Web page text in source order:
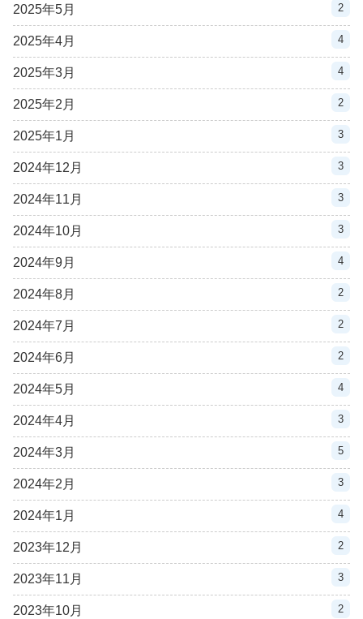
2025年5月 2
2025年4月 4
2025年3月 4
2025年2月 2
2025年1月 3
2024年12月 3
2024年11月 3
2024年10月 3
2024年9月 4
2024年8月 2
2024年7月 2
2024年6月 2
2024年5月 4
2024年4月 3
2024年3月 5
2024年2月 3
2024年1月 4
2023年12月 2
2023年11月 3
2023年10月 2